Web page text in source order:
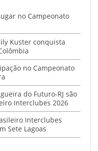
no Campeonato
Kuster conquista
no Campeonato
do Futuro-RJ são
Interclubes 2026
Interclubes
Sete Lagoas